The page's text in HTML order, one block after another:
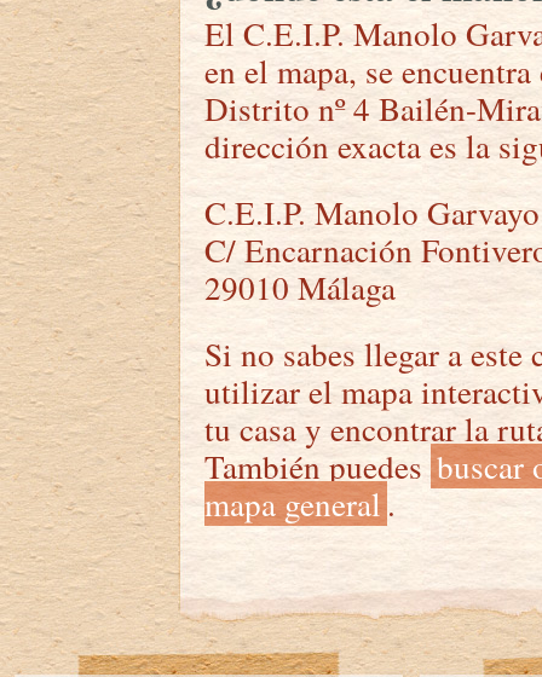
El C.E.I.P. Manolo
en el mapa, se
Distrito nº 4 Bailén-
dirección exacta es la
C.E.I.P. Manolo Garvayo
C/ Encarnación
29010 Málaga
Si no sabes llegar a este
utilizar el mapa
tu casa y encontrar la
También puedes buscar
mapa general.